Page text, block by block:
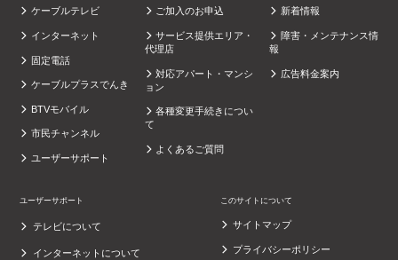
ケーブルテレビ
インターネット
固定電話
ケーブルプラスでんき
BTVモバイル
市民チャンネル
ユーザーサポート
ご加入のお申込
サービス提供エリア・
代理店
対応アパート・マンシ
ョン
各種変更手続きについ
て
よくあるご質問
新着情報
障害・メンテナンス情
報
広告料金案内
ユーザーサポート
テレビについて
インターネットについて
このサイトについて
サイトマップ
プライバシーポリシー